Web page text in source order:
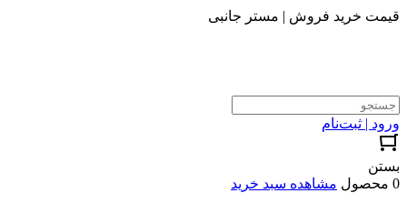
قیمت خرید فروش | مستر جانبی
ورود | ثبت‌نام
بستن
0 محصول
مشاهده سبد خرید